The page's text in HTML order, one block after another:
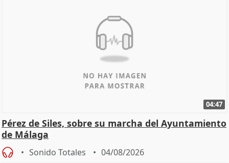
04:47
Pérez de Siles, sobre su marcha del Ayuntamiento
de Málaga
Sonido Totales 04/08/2026